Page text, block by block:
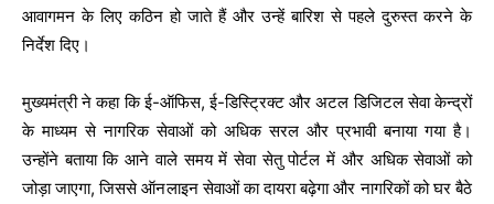
आवागमन के लिए कठिन हो जाते हैं और उन्हें बारिश से पहले दुरुस्त करने के
निर्देश दिए।
मुख्यमंत्री ने कहा कि ई-ऑफिस, ई-डिस्ट्रिक्ट और अटल डिजिटल सेवा केन्द्रों
के माध्यम से नागरिक सेवाओं को अधिक सरल और प्रभावी बनाया गया है।
उन्होंने बताया कि आने वाले समय में सेवा सेतु पोर्टल में और अधिक सेवाओं को
जोड़ा जाएगा, जिससे ऑनलाइन सेवाओं का दायरा बढ़ेगा और नागरिकों को घर बैठे